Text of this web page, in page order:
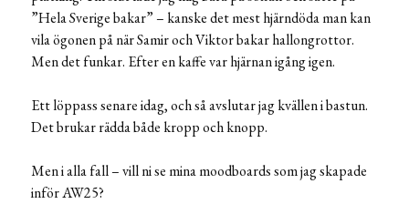
”Hela Sverige bakar” – kanske det mest hjärndöda man kan
vila ögonen på när Samir och Viktor bakar hallongrottor.
Men det funkar. Efter en kaffe var hjärnan igång igen.
Ett löppass senare idag, och så avslutar jag kvällen i bastun.
Det brukar rädda både kropp och knopp.
Men i alla fall – vill ni se mina moodboards som jag skapade
inför AW25?